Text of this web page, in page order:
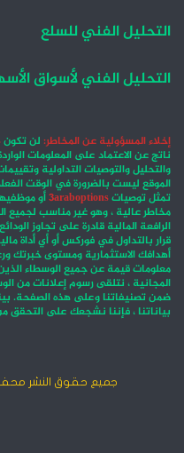
التحليل الفني للسلع
التحليل الفني لأسواق
إخلاء المسؤولية عن المخاطر: لن تكون
ناتج عن الاعتماد على المعلومات
والتحليل والتوصيات التداولية
الموقع ليست بالضرورة في الوقت
تمثل توصيات3araboptionsأو
مخاطر عالية ، وهو غير مناسب لجميع
الرافعة المالية قادرة على تجاوز
قرار بالتداول في فوركس أو أي أداة
أهدافك الاستثمارية ومستوى خبرتك
معلومات قيمة عن جميع الوسطاء
المجانية ، نتلقى رسوم إعلانات من
ضمن تصنيفاتنا وعلى هذه الصفحة.
بياناتنا ، فإننا نشجعك على التحقق
جميع حقوق النشر